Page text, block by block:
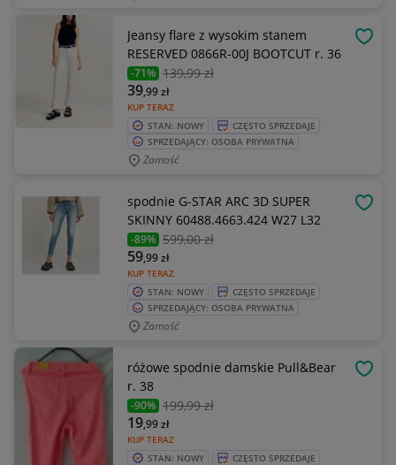
Jeansy flare z wysokim stanem
RESERVED 0866R-00J BOOTCUT r. 36
-71% 139,99 zł
KUP TERAZ
39,99zł
STAN: NOWY
CZĘSTO SPRZEDAJE
SPRZEDAJĄCY: OSOBA PRYWATNA
Zamość
spodnie G-STAR ARC 3D SUPER
SKINNY 60488.4663.424 W27 L32
-89% 599,00 zł
KUP TERAZ
59,99zł
STAN: NOWY
CZĘSTO SPRZEDAJE
SPRZEDAJĄCY: OSOBA PRYWATNA
Zamość
różowe spodnie damskie Pull&Bear
r. 38
-90% 199,99 zł
KUP TERAZ
19,99zł
STAN: NOWY
CZĘSTO SPRZEDAJE